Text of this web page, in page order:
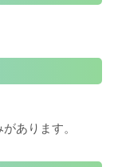
あります。